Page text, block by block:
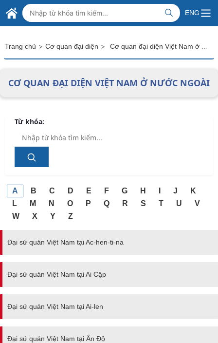
Skip to Main Content
BỘ NGOẠI GIAO VIỆT NAM
MINISTRY OF FOREIGN AFFAIRS
ENG
Trang chủ > Cơ quan đại diện > Cơ quan đại diện Việt Nam ở nước ngoài
CƠ QUAN ĐẠI DIỆN VIỆT NAM Ở NƯỚC NGOÀI
Từ khóa:
A B C D E F G H J
K
L
M N O P Q R S T U
V
W
X Y Z
Đại sứ quán Việt Nam tại Ac-hen-ti-na
Đại sứ quán Việt Nam tại Ai Cập
Đại sứ quán Việt Nam tại Ai-len
Đại sứ quán Việt Nam tại Ấn Độ